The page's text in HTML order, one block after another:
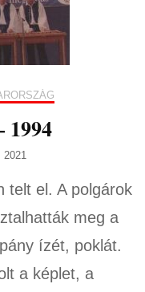
1994
2021
telt el. A polgárok
meg a
ízét, poklát.
a képlet, a